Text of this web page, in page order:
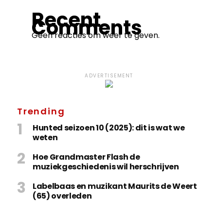
Recent
Comments
Geen reacties om weer te geven.
ADVERTISEMENT
Trending
Hunted seizoen 10 (2025): dit is wat we
weten
Hoe Grandmaster Flash de
muziekgeschiedenis wil herschrijven
Labelbaas en muzikant Maurits de Weert
(65) overleden